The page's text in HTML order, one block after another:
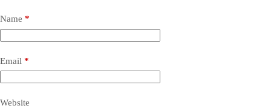
Name *
Email *
Website